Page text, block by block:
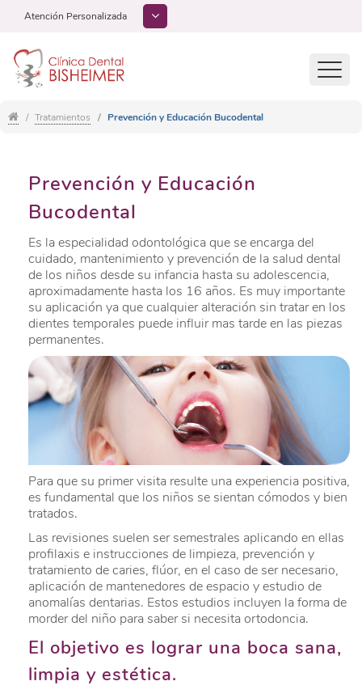
Atención Personalizada
Tratamientos Prevención y Educación Bucodental
Prevención y Educación
Bucodental
Es la especialidad odontológica que se encarga del
cuidado, mantenimiento y prevención de la salud dental
de los niños desde su infancia hasta su adolescencia,
aproximadamente hasta los 16 años. Es muy importante
su aplicación ya que cualquier alteración sin tratar en los
dientes temporales puede influir mas tarde en las piezas
permanentes.
Para que su primer visita resulte una experiencia positiva,
es fundamental que los niños se sientan cómodos y bien
tratados.
Las revisiones suelen ser semestrales aplicando en ellas
profilaxis e instrucciones de limpieza, prevención y
tratamiento de caries, flúor, en el caso de ser necesario,
aplicación de mantenedores de espacio y estudio de
anomalías dentarias. Estos estudios incluyen la forma de
morder del niño para saber si necesita ortodoncia.
El objetivo es lograr una boca sana,
limpia y estética.